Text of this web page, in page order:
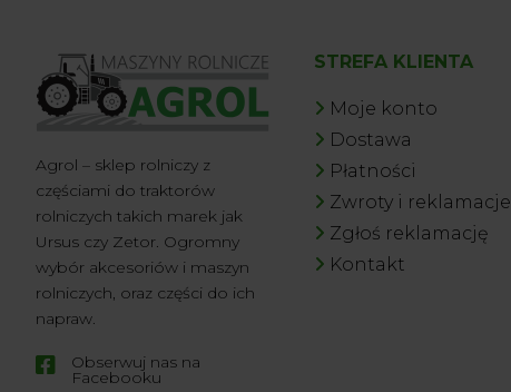
Agrol – sklep rolniczy z
częściami do traktorów
rolniczych takich marek jak
Ursus czy Zetor. Ogromny
wybór akcesoriów i maszyn
rolniczych, oraz części do ich
napraw.
 Obserwuj nas na
Facebooku
STREFA KLIENTA
Moje konto
Dostawa
Płatności
Zwroty i reklamacje
Zgłoś reklamację
Kontakt